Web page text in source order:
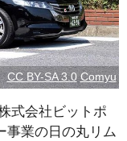
CC BY-SA 3.0 Comyu
式会社ビットポ
事業の日の丸リム